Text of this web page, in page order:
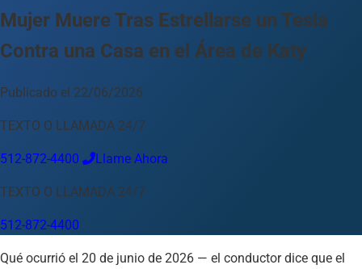
Acerca de Nosotros
Blog
Para Abogados
Idioma
Español English 中文 Français
Su Ubicación
Austin 512-872-4400
Cambiar ubicación
Abilene
Amarillo Austin Beaumont Corpus Christi
Dallas
El Paso
Fort Worth Houston Laredo Longview
Lubbock
Mujer Muere Tras Estrellarse un Tesla
Contra una Casa en el Área de Katy
Publicado el 22/06/2026
TEXTO O LLAMADA 24/7
512-872-4400 Llame Ahora
TEXTO O LLAMADA 24/7
512-872-4400
Qué ocurrió el 20 de junio de 2026 — el conductor dice que el